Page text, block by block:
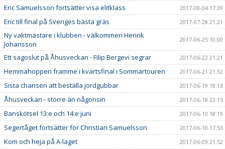
Eric Samuelsson fortsätter visa elitklass 2017-08-04 17:39
Eric till final på Sveriges bästa gräs 2017-07-28 21:21
Ny vaktmästare i klubben - välkommen Henrik
Johansson
2017-06-25 10:00
Ett sagoslut på Åhusveckan - Filip Bergevi segrar 2017-06-22 21:21
Hemmahoppen framme i kvartsfinal i Sommartouren 2017-06-21 21:32
Sista chansen att beställa jordgubbar 2017-06-19 18:13
Åhusveckan - större än någonsin 2017-06-18 22:15
Banskötsel 13:e och 14:e juni 2017-06-10 18:19
Segertåget fortsätter för Christian Samuelsson 2017-06-10 17:53
Kom och heja på A-laget 2017-06-09 21:52